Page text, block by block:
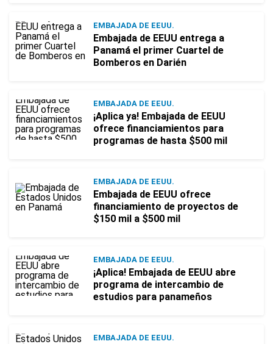
EMBAJADA DE EEUU.
Embajada de EEUU entrega a
Panamá el primer Cuartel de
Bomberos en Darién
EMBAJADA DE EEUU.
¡Aplica ya! Embajada de EEUU
ofrece financiamientos para
programas de hasta $500 mil
EMBAJADA DE EEUU.
Embajada de EEUU ofrece
financiamiento de proyectos de
$150 mil a $500 mil
EMBAJADA DE EEUU.
¡Aplica! Embajada de EEUU abre
programa de intercambio de
estudios para panameños
EMBAJADA DE EEUU.